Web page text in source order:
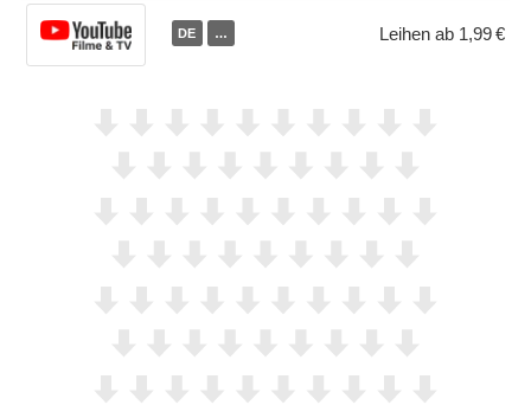
DE … Leihen ab 1,99 €